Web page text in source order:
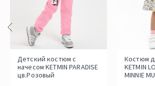
Детский костюм с
начесом KETMIN PARADISE
цв.Розовый
Костюм
KETMIN
MINNIE